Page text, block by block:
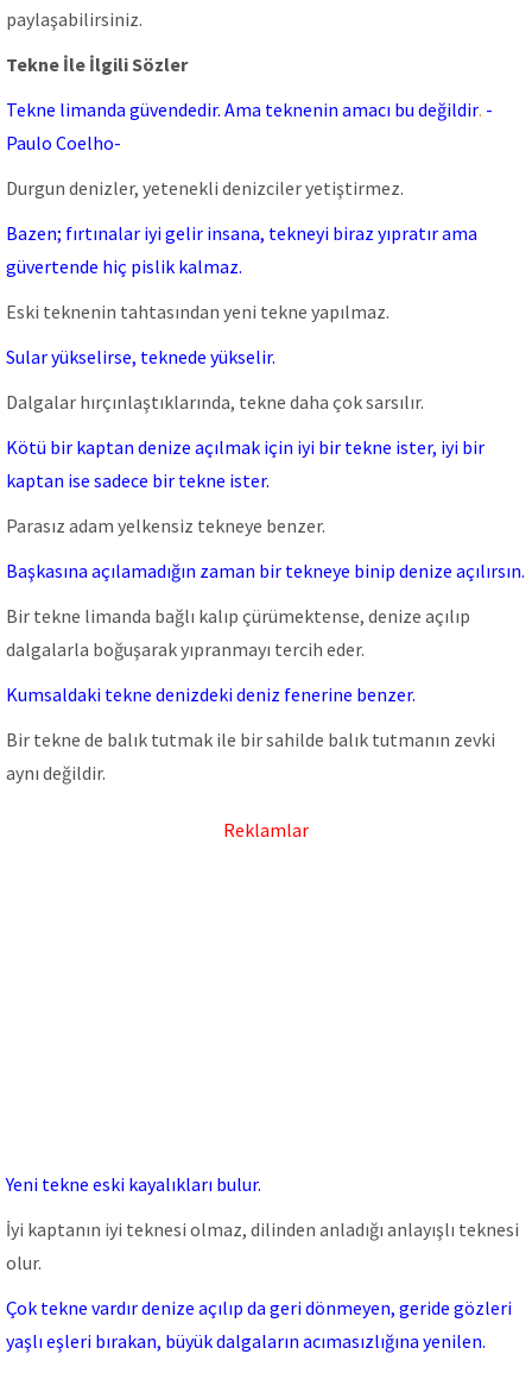
paylaşabilirsiniz.
Tekne İle İlgili Sözler
Tekne limanda güvendedir. Ama teknenin amacı bu değildir. -
Paulo Coelho-
Durgun denizler, yetenekli denizciler yetiştirmez.
Bazen; fırtınalar iyi gelir insana, tekneyi biraz yıpratır ama
güvertende hiç pislik kalmaz.
Eski teknenin tahtasından yeni tekne yapılmaz.
Sular yükselirse, teknede yükselir.
Dalgalar hırçınlaştıklarında, tekne daha çok sarsılır.
Kötü bir kaptan denize açılmak için iyi bir tekne ister, iyi bir
kaptan ise sadece bir tekne ister.
Parasız adam yelkensiz tekneye benzer.
Başkasına açılamadığın zaman bir tekneye binip denize açılırsın.
Bir tekne limanda bağlı kalıp çürümektense, denize açılıp
dalgalarla boğuşarak yıpranmayı tercih eder.
Kumsaldaki tekne denizdeki deniz fenerine benzer.
Bir tekne de balık tutmak ile bir sahilde balık tutmanın zevki
aynı değildir.
Reklamlar
Yeni tekne eski kayalıkları bulur.
İyi kaptanın iyi teknesi olmaz, dilinden anladığı anlayışlı teknesi
olur.
Çok tekne vardır denize açılıp da geri dönmeyen, geride gözleri
yaşlı eşleri bırakan, büyük dalgaların acımasızlığına yenilen.